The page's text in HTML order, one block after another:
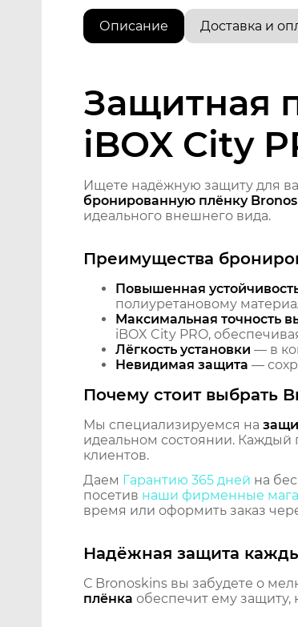
Описание Доставка и
Защитная
iBOX City
Ищете надёжную защиту для
бронированную плёнку
идеального внешнего вида.
Преимущества
Повышенная
полиуретановому
Максимальная точность
iBOX City PRO,
Лёгкость установки — в
Невидимая защита —
Почему стоит выбрать
Мы специализируемся на
идеальном состоянии. Каждый
клиентов.
Даем Гарантию 365 дней на
посетив наши фирменные
время или оформить заказ
Надёжная защита
С Bronoskins вы забудете о
плёнка обеспечит ему защиту,